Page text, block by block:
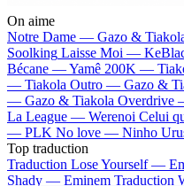
On aime
Notre Dame — Gazo &
Soolking Laisse Moi —
Bécane —Yamê 200K —
— Tiakola Outro — Gazo &
— Gazo & Tiakola Overdrive
La League — Werenoi Celui
— PLK No love — Ninho
Top traduction
Traduction Lose Yourself —
Shady — Eminem Traduction